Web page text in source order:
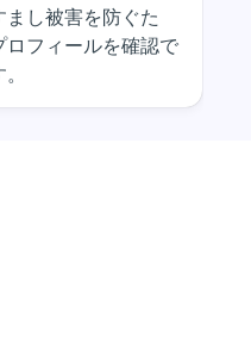
まし被害を防ぐた
ロフィールを確認で